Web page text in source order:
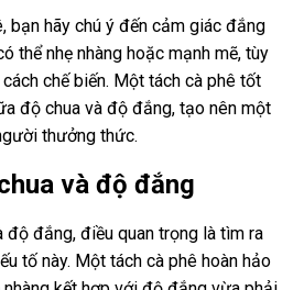
bạn hãy chú ý đến cảm giác đắng
thể nhẹ nhàng hoặc mạnh mẽ, tùy
chế biến. Một tách cà phê tốt
độ chua và độ đắng, tạo nên một
thưởng thức.
và độ đắng
độ đắng, điều quan trọng là tìm ra
tố này. Một tách cà phê hoàn hảo